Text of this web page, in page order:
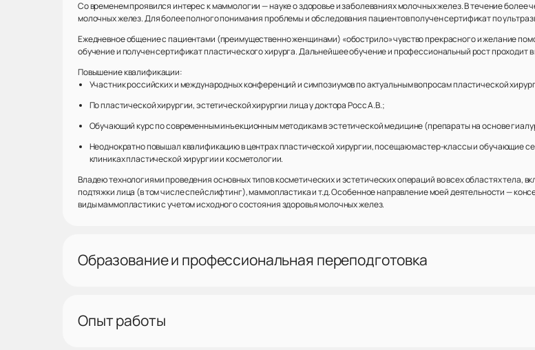
Со временем проявился интерес к маммологии — науке о здоровье и заболеваниях молочных желез. В течение
молочных желез. Для более полного понимания проблемы и обследования пациентов получен сертификат по
Ежедневное общение с пациентами (преимущественно женщинами) «обострило» чувство прекрасного и желание
обучение и получен сертификат пластического хирурга. Дальнейшее обучение и профессиональный рост проходит
Повышение квалификации:
Участник российских и международных конференций и симпозиумов по актуальным вопросам пластической
По пластической хирургии, эстетической хирургии лица у доктора Росс А.В.;
Обучающий курс по современным инъекционным методикам в эстетической медицине (препараты на основе
Неоднократно повышал квалификацию в центрах пластической хирургии, посещаю мастер-классы и обучающие
клиниках пластической хирургии и косметологии.
Владею технологиями проведения основных типов косметических и эстетических операций во всех областях тела,
подтяжки лица (в том числе спейслифтинг), маммопластика и т.д. Особенное направление моей деятельности —
виды маммопластики с учетом исходного состояния здоровья молочных желез.
Образование и профессиональная переподготовка
Опыт работы